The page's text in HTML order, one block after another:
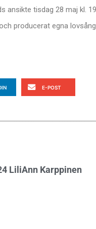
ansikte tisdag 28 maj kl.
producerat egna
E-POST
LiliAnn Karppinen